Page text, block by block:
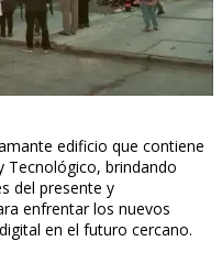
edificio que contiene
brindando
del presente y
enfrentar los nuevos
en el futuro cercano.